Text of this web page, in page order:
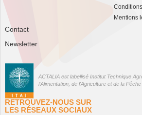
Mentions
Contact
Newsletter
ACTALIA est labellisé Institut Technique
l'Alimentation, de l'Agriculture et de la Pêche
RETROUVEZ-NOUS SUR
LES RÉSEAUX SOCIAUX